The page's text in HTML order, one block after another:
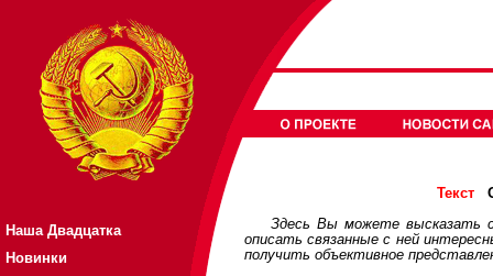
Наша Двадцатка
Новинки
Текст
Здесь Вы можете высказать
описать связанные с ней
получить объективное